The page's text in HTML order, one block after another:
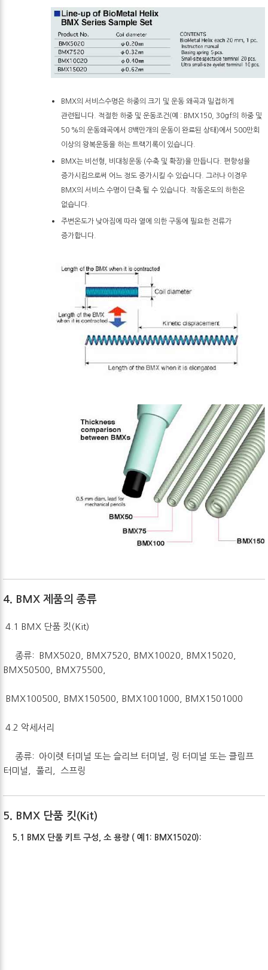
BMX의 서비스수명은 하중의 크기 및 운동 왜곡과 밀접하게
관련됩니다. 적절한 하중 및 운동조건(예 : BMX150, 30gf의 하중 및
50 %의 운동왜곡에서 8백만개의 운동이 완료된 상태)에서 500만회
이상의 왕복운동을 하는 트랙기록이 있습니다.
BMX는 비선형, 비대칭운동 (수축 및 확장)을 만듭니다. 편향성을
증가시킴으로써 어느 정도 증가시킬 수 있습니다. 그러나 이경우
BMX의 서비스 수명이 단축 될 수 있습니다. 작동온도의 하한은
없습니다.
주변온도가 낮아짐에 따라 열에 의한 구동에 필요한 전류가
증가합니다.
4. BMX 제품의 종류
4.1 BMX 단품 킷(Kit)
종류: BMX5020, BMX7520, BMX10020, BMX15020,
BMX50500, BMX75500,
BMX100500, BMX150500, BMX1001000, BMX1501000
4.2 악세서리
종류: 아이렛 터미널 또는 슬리브 터미널, 링 터미널 또는 클림프
터미널, 풀리, 스프링
5. BMX 단품 킷(Kit)
5.1 BMX 단품 키트 구성, 소 용량 ( 예1: BMX15020):